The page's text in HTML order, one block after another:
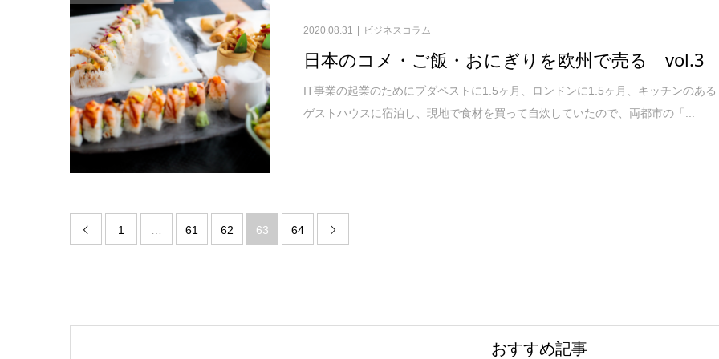
2020.08.31 ビジネスコラム
日本のコメ・ご飯・おにぎりを欧州で売る vol.3
IT事業の起業のためにブダペストに1.5ヶ月、ロンドンに1.5ヶ月、キッチンのある
ゲストハウスに宿泊し、現地で食材を買って自炊していたので、両都市の「...
 1 … 61 62 63 64 
おすすめ記事